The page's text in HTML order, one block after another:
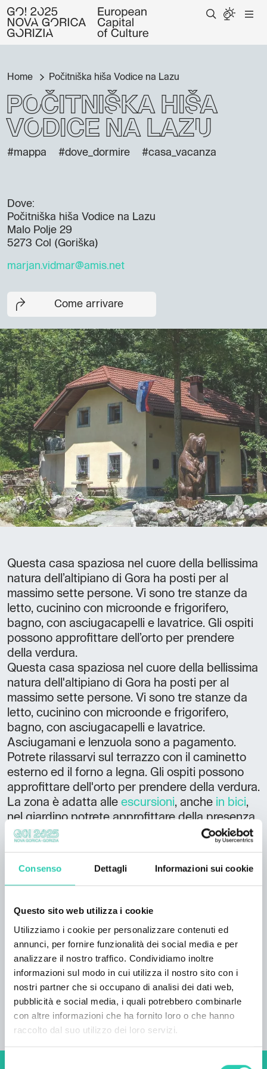
Consenso Dettagli Informazioni sui cookie
Questo sito web utilizza i cookie
Utilizziamo i cookie per personalizzare contenuti ed
annunci, per fornire funzionalità dei social media e per
analizzare il nostro traffico. Condividiamo inoltre
informazioni sul modo in cui utilizza il nostro sito con i
nostri partner che si occupano di analisi dei dati web,
pubblicità e social media, i quali potrebbero combinarle
con altre informazioni che ha fornito loro o che hanno
raccolto dal suo utilizzo dei loro servizi.
Home Počitniška hiša Vodice na Lazu
Počitniška hiša
Vodice na Lazu
#mappa #dove_dormire #casa_vacanza
Dove:
Počitniška hiša Vodice na Lazu
Malo Polje 29
5273 Col (Goriška)
marjan.vidmar@amis.net
Come arrivare
Questa casa spaziosa nel cuore della bellissima
natura dell’altipiano di Gora ha posti per al
massimo sette persone. Vi sono tre stanze da
letto, cucinino con microonde e frigorifero,
bagno, con asciugacapelli e lavatrice. Gli ospiti
possono approfittare dell’orto per prendere
della verdura.
Questa casa spaziosa nel cuore della bellissima
natura dell'altipiano di Gora ha posti per al
massimo sette persone. Vi sono tre stanze da
letto, cucinino con microonde e frigorifero,
bagno, con asciugacapelli e lavatrice.
Asciugamani e lenzuola sono a pagamento.
Potrete rilassarvi sul terrazzo con il caminetto
esterno ed il forno a legna. Gli ospiti possono
approfittare dell'orto per prendere della verdura.
La zona è adatta alle escursioni, anche in bici,
nel giardino potrete approfittare della presenza
della griglia.
Da non perdere:
decollo per parapendio a Kovk Wi-Fi animali
ammessi
Pareri degli ospiti: pace, passeggiate nelle
vicinanze, ambiente pulito.